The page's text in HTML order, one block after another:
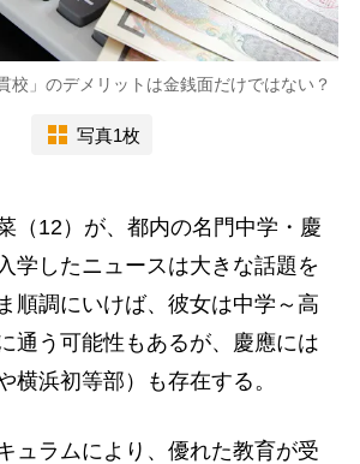
校」のデメリットは金銭面だけではない？
写真1枚
（12）が、都内の名門中学・慶
学したニュースは大きな話題を
順調にいけば、彼女は中学～高
通う可能性もあるが、慶應には
横浜初等部）も存在する。
ュラムにより、優れた教育が受